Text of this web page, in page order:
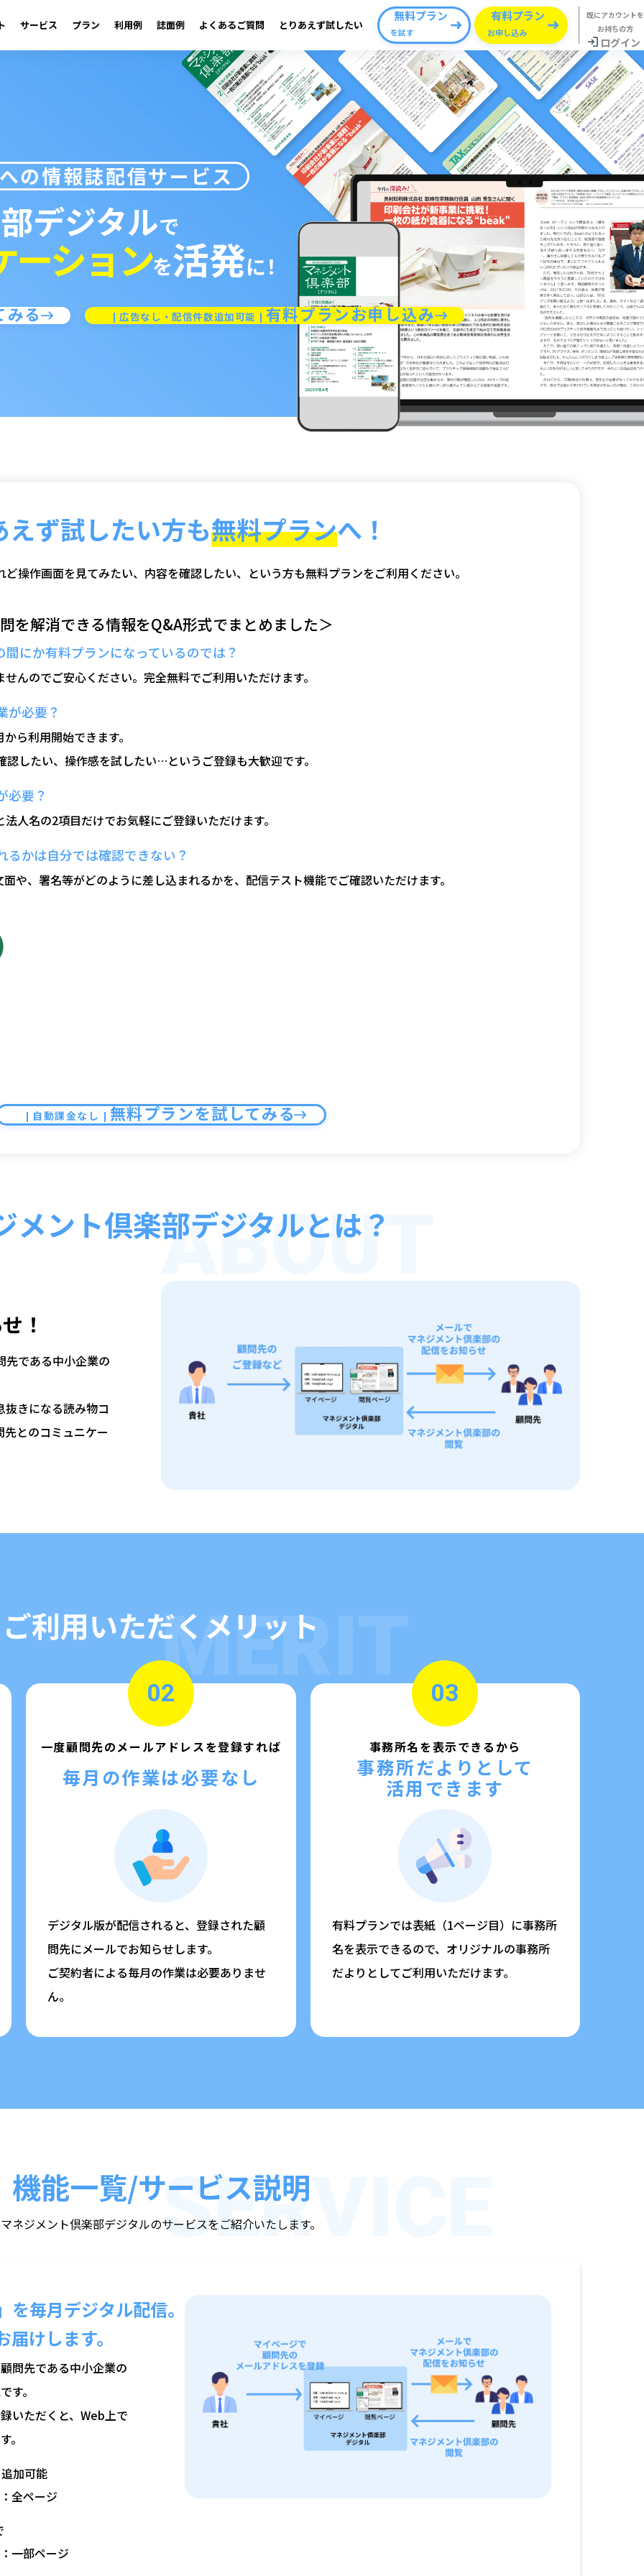
サービス プラン 利用例 誌面例 よくあるご質問 とりあえず試したい
無料プラン
を試す
有料プラン
お申し込み
既にアカウントを
お持ちの方
ログイン
の情報誌配信サービス
デジタルで
ーションを活発に！
みる 広告なし・配信件数追加可能 有料プランお申し込み
えず試したい方も無料プランへ！
操作画面を見てみたい、内容を確認したい、という方も無料プランをご利用ください。
を解消できる情報をQ&A形式でまとめました＞
にか有料プランになっているのでは？
んのでご安心ください。完全無料でご利用いただけます。
が必要？
ら利用開始できます。
したい、操作感を試したい…というご登録も大歓迎です。
必要？
人名の2項目だけでお気軽にご登録いただけます。
かは自分では確認できない？
や、署名等がどのように差し込まれるかを、配信テスト機能でご確認いただけます。
自動課金なし 無料プランを試してみる
ABOUT
メント倶楽部デジタルとは？
！
先である中小企業の
きになる読み物コ
とのコミュニケー
MERIT
ご利用いただくメリット
02
一度顧問先のメールアドレスを登録すれば
毎月の作業は必要なし
デジタル版が配信されると、登録された顧
問先にメールでお知らせします。
ご契約者による毎月の作業は必要ありませ
ん。
03
事務所名を表示できるから
事務所だよりとして
活用できます
有料プランでは表紙（1ページ目）に事務所
名を表示できるので、オリジナルの事務所
だよりとしてご利用いただけます。
SERVICE
機能一覧/サービス説明
マネジメント倶楽部デジタルのサービスをご紹介いたします。
毎月デジタル配信。
けします。
問先である中小企業の
す。
いただくと、Web上で
。
加可能
全ページ
一部ページ